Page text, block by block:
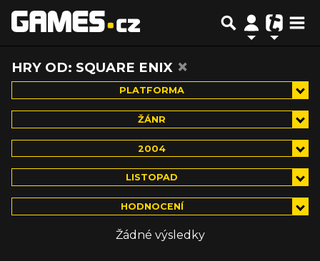
HRY OD: SQUARE ENIX ×
PLATFORMA
ŽÁNR
2004
LISTOPAD
HODNOCENÍ
Žádné výsledky